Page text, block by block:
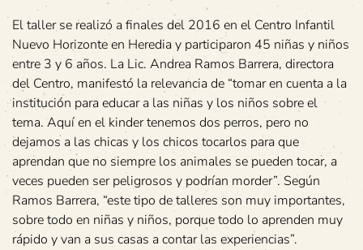
El taller se realizó a finales del 2016 en el Centro Infantil
Nuevo Horizonte en Heredia y participaron 45 niñas y niños
entre 3 y 6 años. La Lic. Andrea Ramos Barrera, directora
del Centro, manifestó la relevancia de “tomar en cuenta a la
institución para educar a las niñas y los niños sobre el
tema. Aquí en el kinder tenemos dos perros, pero no
dejamos a las chicas y los chicos tocarlos para que
aprendan que no siempre los animales se pueden tocar, a
veces pueden ser peligrosos y podrían morder”. Según
Ramos Barrera, “este tipo de talleres son muy importantes,
sobre todo en niñas y niños, porque todo lo aprenden muy
rápido y van a sus casas a contar las experiencias”.